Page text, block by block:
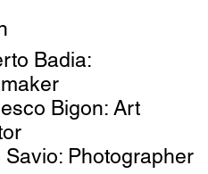
Badia:
Bigon: Art
Savio: Photographer